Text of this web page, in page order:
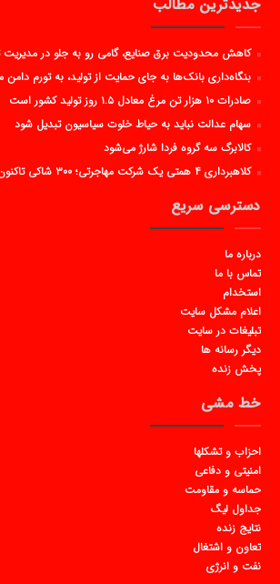
جدیدترین مطالب
کاهش محدودیت برق صنایع، گامی رو به جلو در مدیریت
بنگاه‌داری بانک‌ها به جای حمایت از تولید، به تورم دامن
صادرات ۱۰ هزار تن مرغ معادل ۱.۵ روز تولید کشور است
سهام عدالت نباید به حیاط خلوت سیاسیون تبدیل شود
کالابرگ سه گروه فردا شارژ می‌شود
کلاهبرداری ۴ همتی یک شرکت مهاجرتی؛ ۳۰۰ شاکی تاکنون
دسترسی سریع
درباره ما
تماس با ما
استخدام
اعلام مشکل سایت
تبلیغات در سایت
دیگر رسانه ها
پخش زنده
خط مشی
احزاب و تشکلها
امنیتی و دفاعی
حماسه و مقاومت
جداول لیگ
نتایج زنده
تعاون و اشتغال
نفت و انرژی